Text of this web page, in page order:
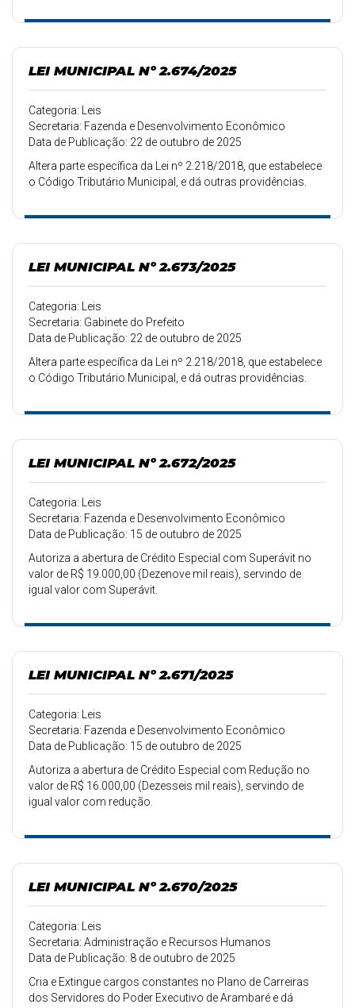
Arrecadação.
LEI MUNICIPAL Nº 2.674/2025
Categoria: Leis
Secretaria: Fazenda e Desenvolvimento Econômico
Data de Publicação: 22 de outubro de 2025
Altera parte específica da Lei nº 2.218/2018, que estabelece
o Código Tributário Municipal, e dá outras providências.
LEI MUNICIPAL Nº 2.673/2025
Categoria: Leis
Secretaria: Gabinete do Prefeito
Data de Publicação: 22 de outubro de 2025
Altera parte específica da Lei nº 2.218/2018, que estabelece
o Código Tributário Municipal, e dá outras providências.
LEI MUNICIPAL Nº 2.672/2025
Categoria: Leis
Secretaria: Fazenda e Desenvolvimento Econômico
Data de Publicação: 15 de outubro de 2025
Autoriza a abertura de Crédito Especial com Superávit no
valor de R$ 19.000,00 (Dezenove mil reais), servindo de
igual valor com Superávit.
LEI MUNICIPAL Nº 2.671/2025
Categoria: Leis
Secretaria: Fazenda e Desenvolvimento Econômico
Data de Publicação: 15 de outubro de 2025
Autoriza a abertura de Crédito Especial com Redução no
valor de R$ 16.000,00 (Dezesseis mil reais), servindo de
igual valor com redução.
LEI MUNICIPAL Nº 2.670/2025
Categoria: Leis
Secretaria: Administração e Recursos Humanos
Data de Publicação: 8 de outubro de 2025
Cria e Extingue cargos constantes no Plano de Carreiras
dos Servidores do Poder Executivo de Arambaré e dá